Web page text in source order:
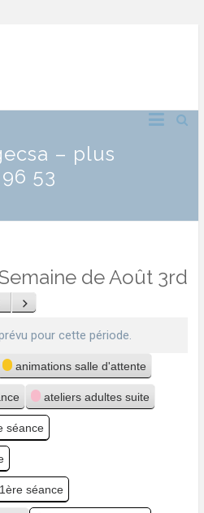
– plus
53
de Août 3rd
Précédent
Suivant
pour cette période.
animations salle d'attente
ateliers adultes suite
séance
séance